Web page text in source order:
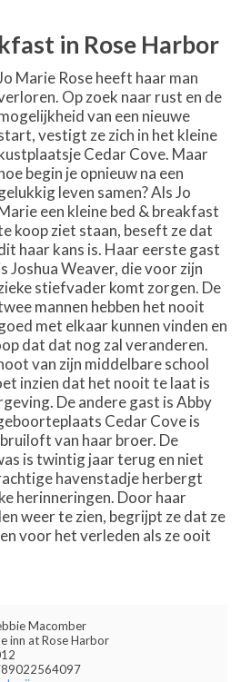
in Rose Harbor
Marie Rose heeft haar man
Op zoek naar rust en de
van een nieuwe
vestigt ze zich in het kleine
Cedar Cove. Maar
begin je opnieuw na een
leven samen? Als Jo
een kleine bed & breakfast
koop ziet staan, beseft ze dat
haar kans is. Haar eerste gast
Joshua Weaver, die voor zijn
stiefvader komt zorgen. De
mannen hebben het nooit
met elkaar kunnen vinden en
dat dat nog zal veranderen.
van zijn middelbare school
inzien dat het nooit te laat is
De andere gast is Abby
Cedar Cove is
van haar broer. De
is twintig jaar terug en niet
havenstadje herbergt
herinneringen. Door haar
weer te zien, begrijpt ze dat ze
voor het verleden als ze ooit
Macomber
inn at Rose Harbor